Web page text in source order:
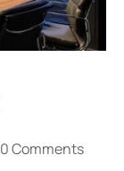
0 Comments